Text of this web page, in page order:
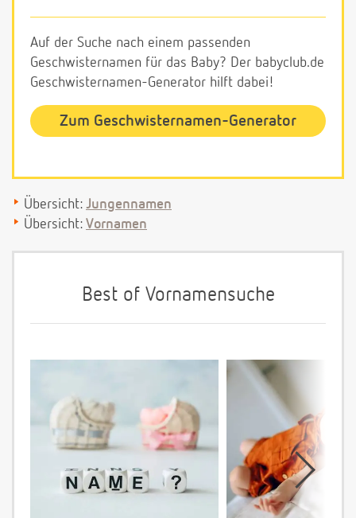
Auf der Suche nach einem passenden
Geschwisternamen für das Baby? Der babyclub.de
Geschwisternamen-Generator hilft dabei!
Zum Geschwisternamen-Generator
Übersicht: Jungennamen
Übersicht: Vornamen
Best of Vornamensuche